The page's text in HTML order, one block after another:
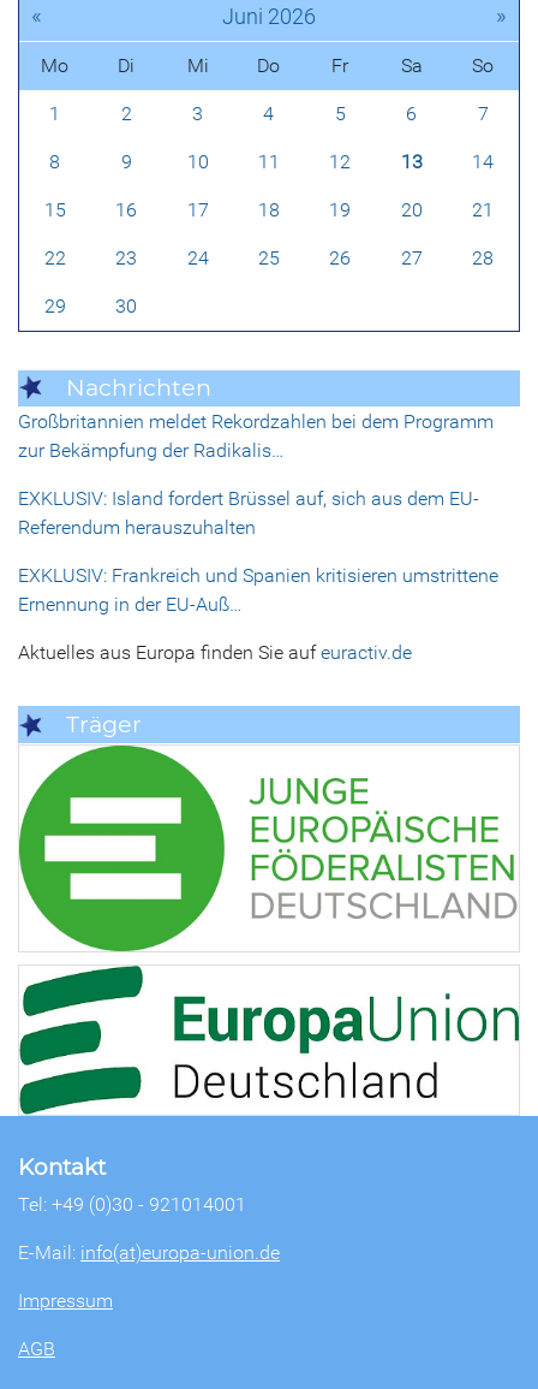
« Juni 2026 »
Mo Di Mi Do Fr Sa So
1 2 3 4 5 6 7
8 9 10 11 12 13 14
15 16 17 18 19 20 21
22 23 24 25 26 27 28
29 30
Nachrichten
Großbritannien meldet Rekordzahlen bei dem Programm
zur Bekämpfung der Radikalis…
EXKLUSIV: Island fordert Brüssel auf, sich aus dem EU-
Referendum herauszuhalten
EXKLUSIV: Frankreich und Spanien kritisieren umstrittene
Ernennung in der EU-Auß…
Aktuelles aus Europa finden Sie aufeuractiv.de
Träger
Kontakt
Tel: +49 (0)30 - 921014001
E-Mail: info(at)europa-union.de
Impressum
AGB